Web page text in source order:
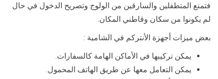
فتمنع المتطفلين والسارقين من الولوج وتصريح الدخول في حال
لم يكونوا من سكان وقاطني المكان.
بعض ميزات أجهزة الأنتركم في الشامية :
يمكن تركيبها في الأماكن الهامة كالسفارات.
يمكن التعامل معها عن طريق الهاتف المحمول.